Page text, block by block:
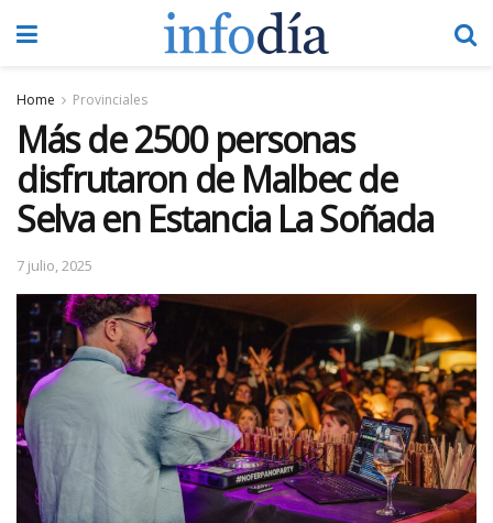
Home Provinciales
Más de 2500 personas
disfrutaron de Malbec de
Selva en Estancia La Soñada
7 julio, 2025